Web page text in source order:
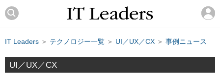
IT Leaders ＞ テクノロジー一覧 ＞ UI／UX／CX ＞ 事例ニュース
UI／UX／CX